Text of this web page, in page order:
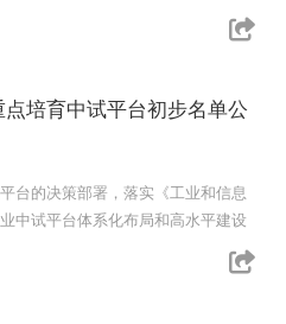
培育中试平台初步名单公
台的决策部署，落实《工业和信息
中试平台体系化布局和高水平建设